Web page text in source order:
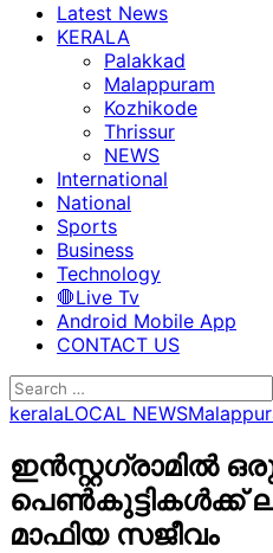
Latest News
KERALA
Palakkad
Malappuram
Kozhikode
Thrissur
NEWS
International
National
Sports
Business
Technology
🛑Live Tv
Android Mobile App
CONTACT US
Search
for:
keralaLOCAL NEWS
ഇൻസ്റ്റഗ്രാമിൽ
പെൺകുട്ടികൾക്ക്
മാഫിയ സജീവം